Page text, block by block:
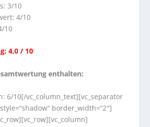
3/10
4/10
10
4,0 / 10
enthalten:
6/10[/vc_column_text][vc_separator
border_width=“2″]